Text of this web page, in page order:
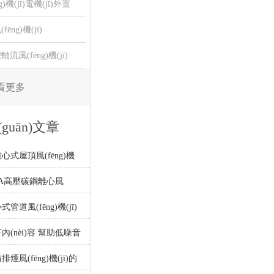
機(jī)電機(jī)外置
機(jī)
流風(fēng)機(jī)
更多
文章
式屋頂風(fēng)機
試方法介紹
高壓碳鋼離心風
管道風(fēng)機(jī)
法
(nèi)容 幫助低噪音
機(jī)提高工作效
煙風(fēng)機(jī)的